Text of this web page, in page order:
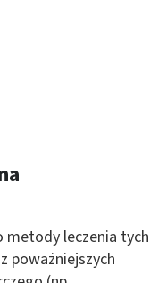
metody leczenia tych
poważniejszych